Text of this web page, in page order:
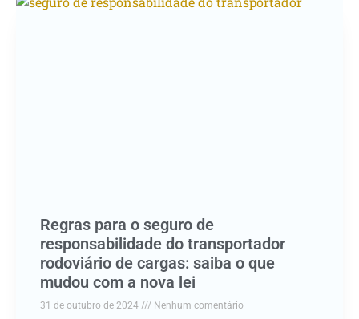
Regras para o seguro de
responsabilidade do transportador
rodoviário de cargas: saiba o que
mudou com a nova lei
31 de outubro de 2024 Nenhum comentário